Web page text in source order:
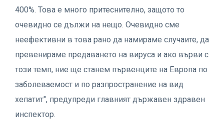
400%. Това е много притеснително, защото то
очевидно се дължи на нещо. Очевидно сме
неефективни в това рано да намираме случаите, да
превенираме предаването на вируса и ако върви с
този темп, ние ще станем първенците на Европа по
заболеваемост и по разпространение на вид
хепатит", предупреди главният държавен здравен
инспектор.